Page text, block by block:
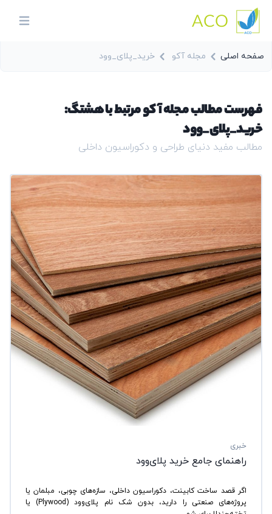
ACO
menu
صفحه اصلی مجله آکو خرید_پلای_وود
فهرست مطالب مجله آکو مرتبط با هشتگ:
خرید_پلای_وود
مطالب مفید دنیای طراحی و دکوراسیون داخلی
خبری
راهنمای جامع خرید پلای‌وود
اگر قصد ساخت کابینت، دکوراسیون داخلی، سازه‌های چوبی، مبلمان یا
پروژه‌های صنعتی را دارید، بدون شک نام پلای‌وود (Plywood) یا